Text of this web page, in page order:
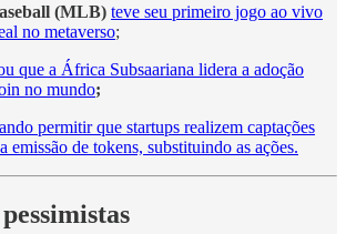
(MLB) teve seu primeiro jogo ao vivo
no metaverso;
que a África Subsaariana lidera a adoção
no mundo;
permitir que startups realizem captações
emissão de tokens, substituindo as ações.